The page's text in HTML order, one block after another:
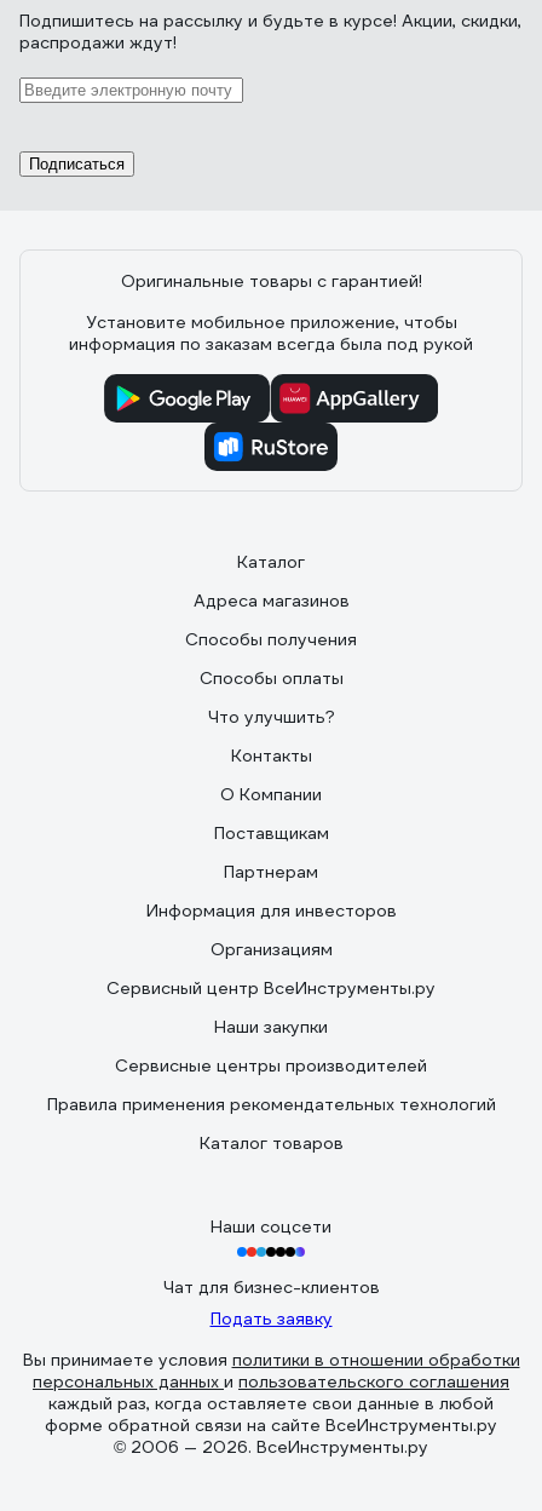
Подпишитесь на рассылку и будьте в курсе! Акции, скидки,
распродажи ждут!
Подписаться
Оригинальные товары с гарантией!
Установите мобильное приложение, чтобы
информация по заказам всегда была под рукой
Каталог
Адреса магазинов
Способы получения
Способы оплаты
Что улучшить?
Контакты
О Компании
Поставщикам
Партнерам
Информация для инвесторов
Организациям
Сервисный центр ВсеИнструменты.ру
Наши закупки
Сервисные центры производителей
Правила применения рекомендательных технологий
Каталог товаров
Наши соцсети
Чат для бизнес-клиентов
Подать заявку
Вы принимаете условия политики в отношении обработки
персональных данных и пользовательского соглашения
каждый раз, когда оставляете свои данные в любой
форме обратной связи на сайте ВсеИнструменты.ру
© 2006 — 2026. ВсеИнструменты.ру